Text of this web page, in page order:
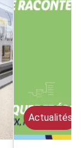
Actualités